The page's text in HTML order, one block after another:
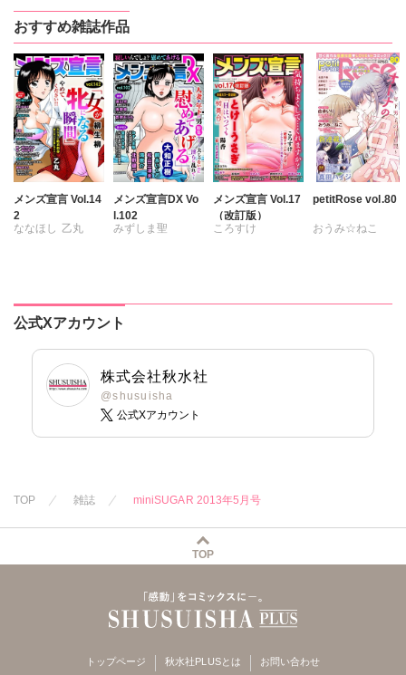
ヒナギク びる
夏生恒
桐嶋ショウコ
九条タカオミ
清水沙斗子
海月うる子
さくら蒼
踊る毒林檎
六原ミッカ
小出ちゃこ
紅ヶ屋
ヒナギク
夏生恒
桐嶋ショウコ
小田三月
星脇リカ
清水沙斗子
海月うる子
さくら蒼
踊る毒林檎
六原ミッカ
小出ちゃこ
桐嶋ショウコ
小田三月
星脇リカ
清水沙斗子
海月うる子
さくら蒼
踊る毒林檎
六原ミッカ
小出ちゃこ
桐嶋ショウコ
小田三月
清水沙斗子
海月うる子
さくら蒼
踊る毒林檎
六原ミッカ
小出ちゃこ
おすすめ雑誌作品
メンズ宣言 Vol.14
2
ななほし 乙丸
葉月かずお
みた森たつや
大谷みこと
浅ひるゆう
メンズ宣言DX Vo
l.102
みずしま聖
北野健一
葉月かずお
杏咲モラル
メンズ宣言 Vol.17
（改訂版）
ころすけ
岬ゆきひろ 陽香
petitRose vol.80
おうみ☆ねこ
桃凪めぐ
奥原まむ
公式Xアカウント
株式会社秋水社
@shusuisha
公式Xアカウント
TOP 雑誌 miniSUGAR 2013年5月号
TOP
トップページ 秋水社PLUSとは お問い合わせ